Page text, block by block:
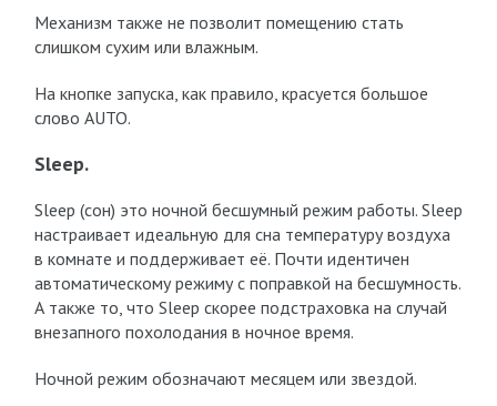
Механизм также не позволит помещению стать
слишком сухим или влажным.
На кнопке запуска, как правило, красуется большое
слово AUTO.
Sleep.
Sleep (сон) это ночной бесшумный режим работы. Sleep
настраивает идеальную для сна температуру воздуха
в комнате и поддерживает её. Почти идентичен
автоматическому режиму с поправкой на бесшумность.
А также то, что Sleep скорее подстраховка на случай
внезапного похолодания в ночное время.
Ночной режим обозначают месяцем или звездой.